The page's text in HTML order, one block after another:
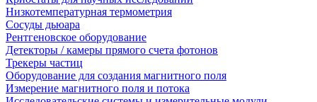
Низкотемпературная термометрия
Сосуды дьюара
Рентгеновское оборудование
Детекторы / камеры прямого счета фотонов
Трекеры частиц
Оборудование для создания магнитного поля
Измерение магнитного поля и потока